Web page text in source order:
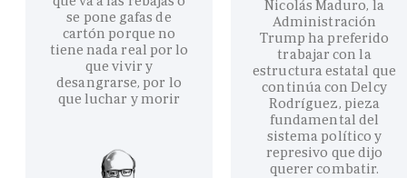
se pone gafas de
cartón porque no
tiene nada real por lo
que vivir y
desangrarse, por lo
que luchar y morir
Nicolás Maduro, la
Administración
Trump ha preferido
trabajar con la
estructura estatal que
continúa con Delcy
Rodríguez, pieza
fundamental del
sistema político y
represivo que dijo
querer combatir.